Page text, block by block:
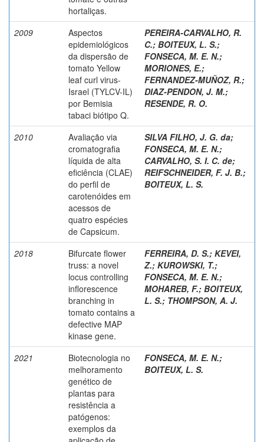
hortaliças.
2009
Aspectos
epidemiológicos
da dispersão de
tomato Yellow
leaf curl virus-
Israel (TYLCV-IL)
por Bemisia
tabaci biótipo Q.
PEREIRA-CARVALHO, R.
C.; BOITEUX, L. S.;
FONSECA, M. E. N.;
MORIONES, E.;
FERNANDEZ-MUÑOZ, R.;
DIAZ-PENDON, J. M.;
RESENDE, R. O.
2010
Avaliação via
cromatografia
líquida de alta
eficiência (CLAE)
do perfil de
carotenóides em
acessos de
quatro espécies
de Capsicum.
SILVA FILHO, J. G. da;
FONSECA, M. E. N.;
CARVALHO, S. I. C. de;
REIFSCHNEIDER, F. J. B.;
BOITEUX, L. S.
2018
Bifurcate flower
truss: a novel
locus controlling
inflorescence
branching in
tomato contains a
defective MAP
kinase gene.
FERREIRA, D. S.; KEVEI,
Z.; KUROWSKI, T.;
FONSECA, M. E. N.;
MOHAREB, F.; BOITEUX,
L. S.; THOMPSON, A. J.
2021
Biotecnologia no
melhoramento
genético de
plantas para
resistência a
patógenos:
exemplos da
FONSECA, M. E. N.;
BOITEUX, L. S.